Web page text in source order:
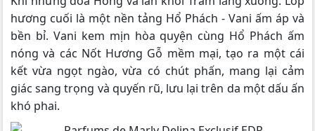
hương cuối là một nền tảng Hổ Phách - Vani ấm áp và
bền bỉ. Vani kem mịn hòa quyện cùng Hổ Phách ấm
nóng và các Nốt Hương Gỗ mềm mại, tạo ra một cái
kết vừa ngọt ngào, vừa có chút phấn, mang lại cảm
giác sang trọng và quyến rũ, lưu lại trên da một dấu ấn
khó phai.